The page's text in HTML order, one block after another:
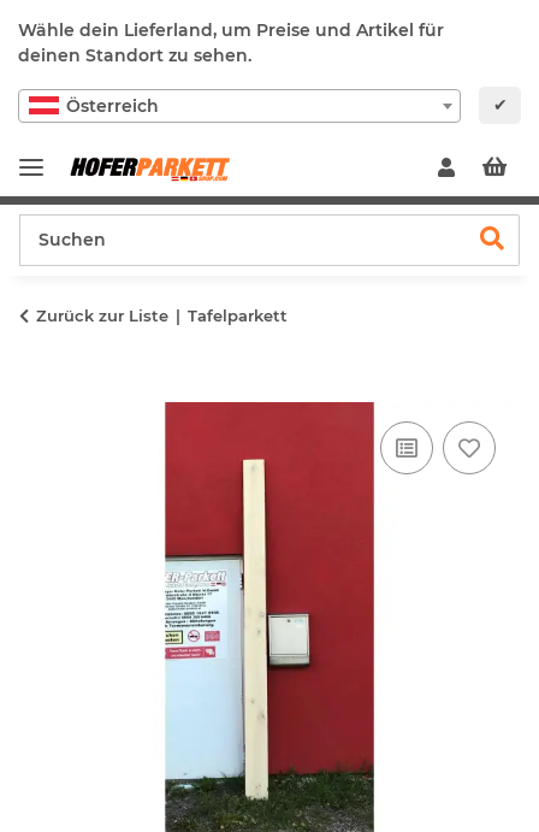
Wähle dein Lieferland, um Preise und Artikel für
deinen Standort zu sehen.
Österreich ✔
Zurück zur Liste Tafelparkett